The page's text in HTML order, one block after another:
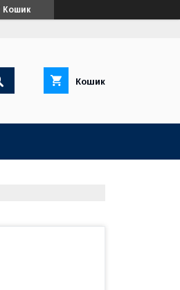
Кошик
Кошик